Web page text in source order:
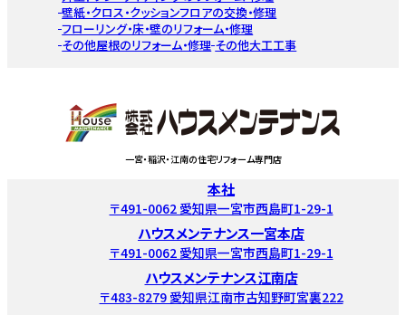
壁紙・クロス・クッションフロアの交換・修理
フローリング・床・壁のリフォーム・修理
その他屋根のリフォーム・修理 その他大工工事
一宮・稲沢・江南の住宅リフォーム専門店
本社
〒491-0062 愛知県一宮市西島町1-29-1
ハウスメンテナンス一宮本店
〒491-0062 愛知県一宮市西島町1-29-1
ハウスメンテナンス江南店
〒483-8279 愛知県江南市古知野町宮裏222